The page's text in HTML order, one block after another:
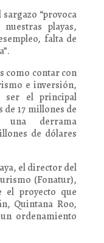
“provoca
playas,
falta de
como contar con
e inversión,
ser el principal
17 millones de
una derrama
de dólares
el director del
(Fonatur),
el proyecto que
Quintana Roo,
ordenamiento